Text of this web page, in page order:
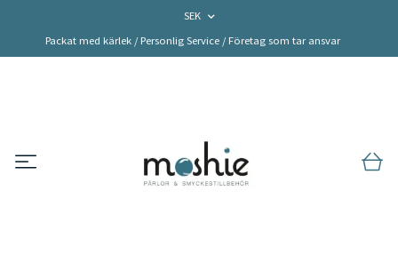
SEK
Packat med kärlek / Personlig Service / Företag som tar ansvar